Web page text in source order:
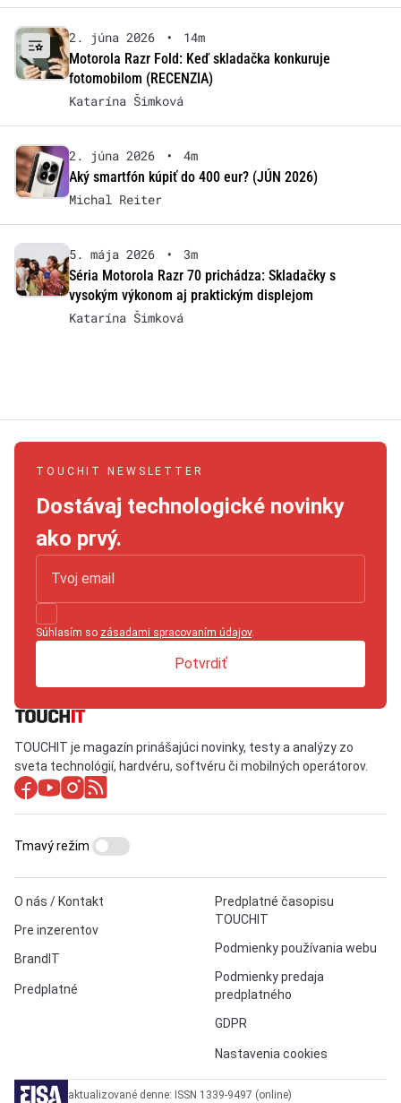
2. júna 2026 •
14m
Motorola Razr Fold: Keď skladačka konkuruje
fotomobilom (RECENZIA)
Katarína Šimková
2. júna 2026 •
4m
Aký smartfón kúpiť do 400 eur? (JÚN 2026)
Michal Reiter
5. mája 2026 •
3m
Séria Motorola Razr 70 prichádza: Skladačky s
vysokým výkonom aj praktickým displejom
Katarína Šimková
TOUCHIT NEWSLETTER
Dostávaj technologické novinky
ako prvý.
Súhlasím so zásadami spracovaním údajov.
Potvrdiť
TOUCHIT je magazín prinášajúci novinky, testy a analýzy zo
sveta technológií, hardvéru, softvéru či mobilných operátorov.
O nás / Kontakt
Pre inzerentov
BrandIT
Predplatné
Predplatné časopisu
TOUCHIT
Podmienky používania webu
Podmienky predaja
predplatného
GDPR
Nastavenia cookies
Tmavý režim
aktualizované denne: ISSN 1339-9497 (online)